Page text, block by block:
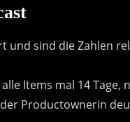
und sind die Zahlen
alle Items mal 14 Tage,
der Productownerin